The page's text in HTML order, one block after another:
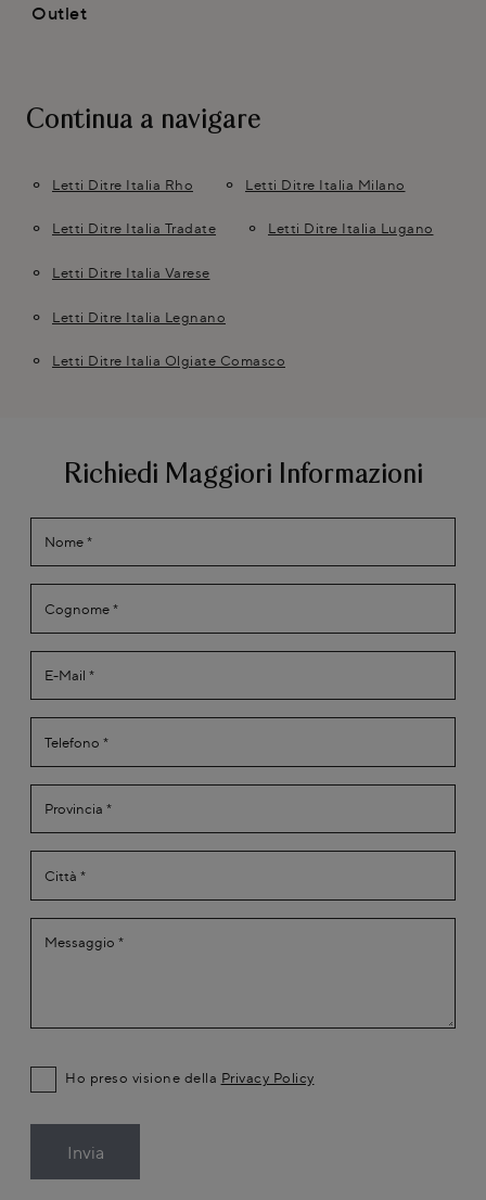
Outlet
Continua a navigare
Letti Ditre Italia Rho Letti Ditre Italia Milano
Letti Ditre Italia Tradate Letti Ditre Italia Lugano
Letti Ditre Italia Varese
Letti Ditre Italia Legnano
Letti Ditre Italia Olgiate Comasco
Richiedi Maggiori Informazioni
Ho preso visione della Privacy Policy
Invia